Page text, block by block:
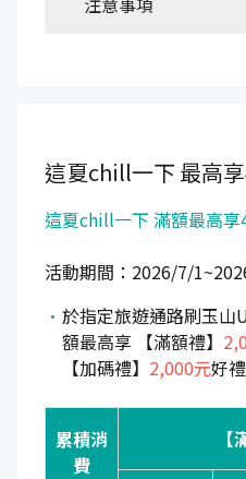
這夏chill一下最高
這夏chill一下 滿額最高
活動期間：2026/7/
於指定旅遊通路刷玉山
額最高享 【滿額禮】
【加碼禮】 2,000元好
累積消
費
【